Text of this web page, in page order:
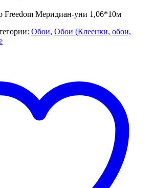
Freedom Меридиан-уни 1,06*10м
Обои, Обои (Клеенки, обои,